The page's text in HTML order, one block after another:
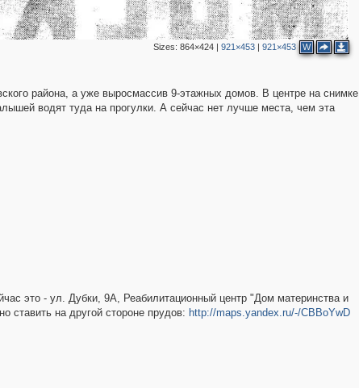
Sizes: 864×424| 921×453| 921×453 W
района, а уже выросмассив 9-этажных домов. В центре на снимке
водят туда на прогулки. А сейчас нет лучше места, чем эта
это - ул. Дубки, 9А, Реабилитационный центр "Дом материнства и
ставить на другой стороне прудов: http://maps.yandex.ru/-/CBBoYwD